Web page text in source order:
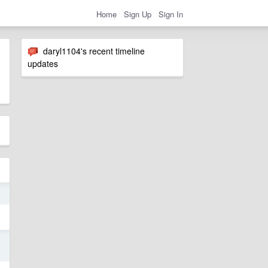
Home Sign Up Sign In
daryl1104's recent timeline
updates